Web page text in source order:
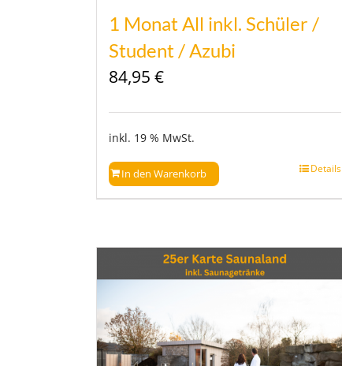
1 Monat All inkl. Schüler /
Student / Azubi
84,95 €
inkl. 19 % MwSt.
In den Warenkorb Details